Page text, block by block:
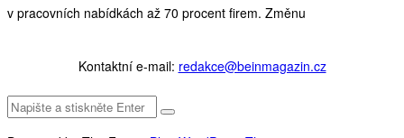
v pracovních nabídkách až 70 procent firem. Změnu
Kontaktní e-mail: redakce@beinmagazin.cz